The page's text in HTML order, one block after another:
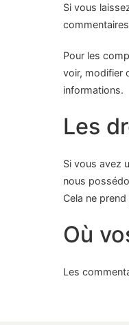
Si vous
Pour les
voir, modifier
informations.
Les
Si vous avez
nous
Cela ne
Où
Les